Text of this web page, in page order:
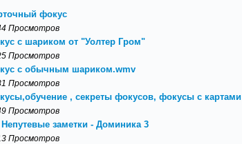
фокус
Просмотров
с шариком от "Уолтер Гром"
Просмотров
с обычным шариком.wmv
Просмотров
, секреты фокусов, фокусы с картами
Просмотров
заметки - Доминика 3
Просмотров